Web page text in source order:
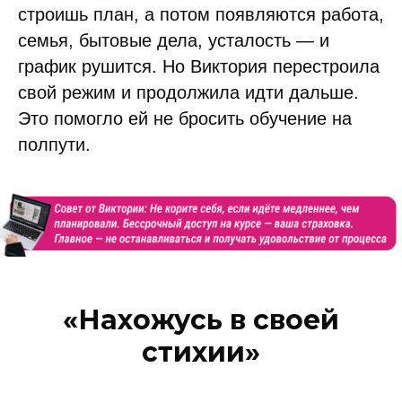
строишь план, а потом появляются работа,
семья, бытовые дела, усталость — и
график рушится. Но Виктория перестроила
свой режим и продолжила идти дальше.
Это помогло ей не бросить обучение на
полпути.
«Нахожусь в своей
стихии»